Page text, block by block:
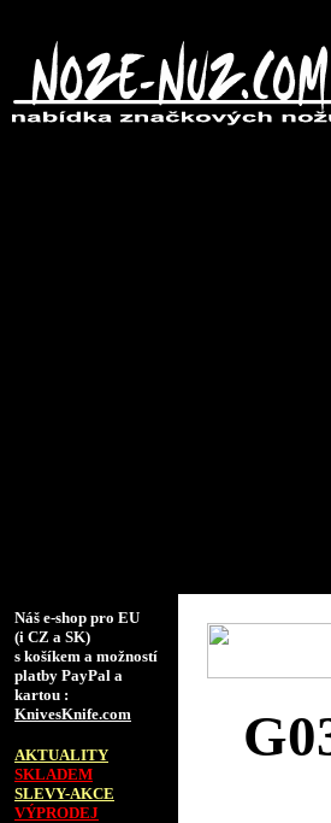
Náš e-shop pro EU
(i CZ a SK)
s košíkem a možností
platby PayPal a
kartou :
KnivesKnife.com
AKTUALITY
SKLADEM
SLEVY-AKCE
VÝPRODEJ